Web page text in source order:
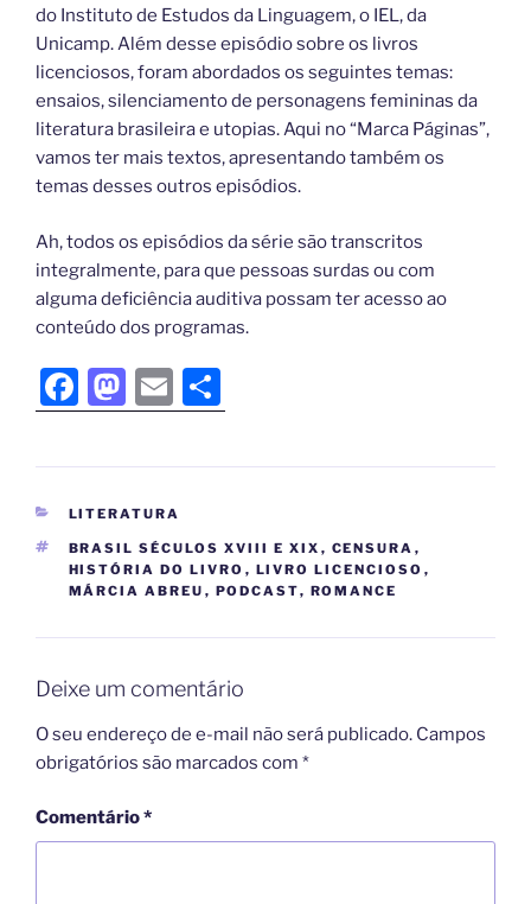
do Instituto de Estudos da Linguagem, o IEL, da
Unicamp. Além desse episódio sobre os livros
licenciosos, foram abordados os seguintes temas:
ensaios, silenciamento de personagens femininas da
literatura brasileira e utopias. Aqui no “Marca Páginas”,
vamos ter mais textos, apresentando também os
temas desses outros episódios.
Ah, todos os episódios da série são transcritos
integralmente, para que pessoas surdas ou com
alguma deficiência auditiva possam ter acesso ao
conteúdo dos programas.
F
a
c
e
b
o
k
M
a
st
o
d
o
E
m
ai
l
h
ar
LITERATURA
BRASIL SÉCULOS XVIII E XIX , CENSURA ,
HISTÓRIA DO LIVRO , LIVRO LICENCIOSO ,
MÁRCIA ABREU , PODCAST, ROMANCE
Deixe um comentário
O seu endereço de e-mail não será publicado. Campos
obrigatórios são marcados com *
Comentário*